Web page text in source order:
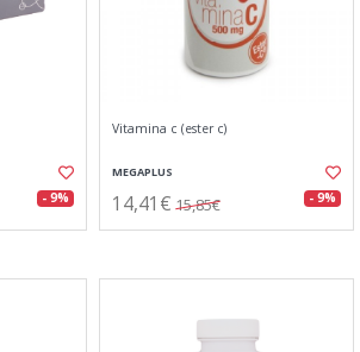
- 9%
Vitamina c (ester c)
MEGAPLUS
14,41€ 15,85€ - 9%